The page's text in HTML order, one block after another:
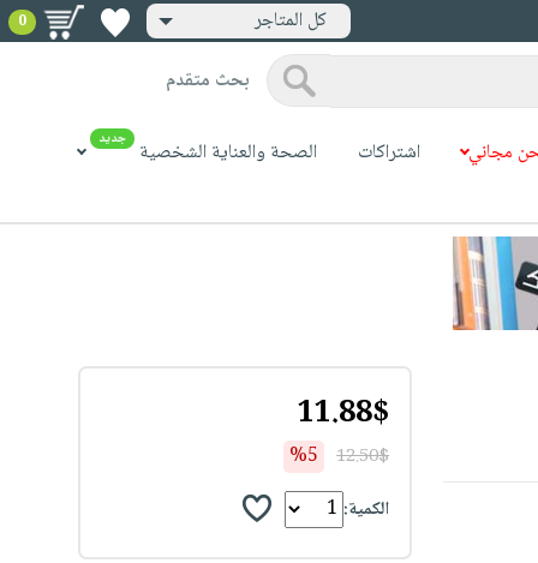
كل المتاجر 0
بحث متقدم
مجاني اشتراكات الصحة والعناية الشخصية جديد
11.88$
12.50$
%5
الكمية: